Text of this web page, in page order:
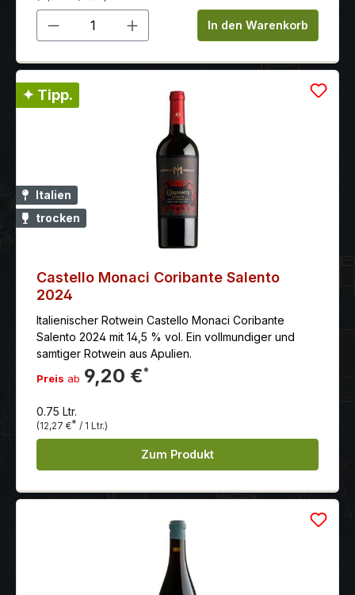
Produkt Anzahl: Gib denIn den Warenkorb
✦ Tipp.
Italien
trocken
Castello Monaci Coribante Salento
2024
Italienischer Rotwein Castello Monaci Coribante
Salento 2024 mit 14,5 % vol. Ein vollmundiger und
samtiger Rotwein aus Apulien.
Preis ab 9,20 €*
0.75 Ltr.
(12,27 €* / 1 Ltr.)
Zum Produkt